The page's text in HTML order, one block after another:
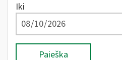
Iki
Paieška